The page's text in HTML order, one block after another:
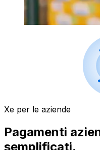
Xe per le aziende
Pagamenti
semplificati.